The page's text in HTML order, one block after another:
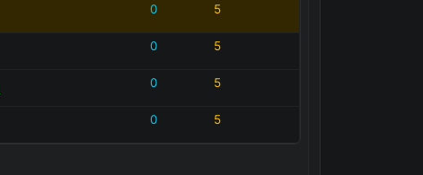
0 5
0 5
0 5
0 5